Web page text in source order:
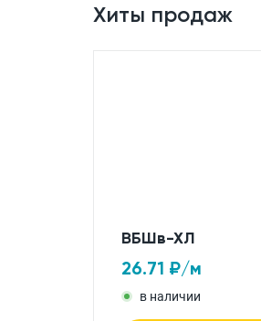
Хиты продаж
ВБШв-ХЛ
26.71 ₽/м
в наличии